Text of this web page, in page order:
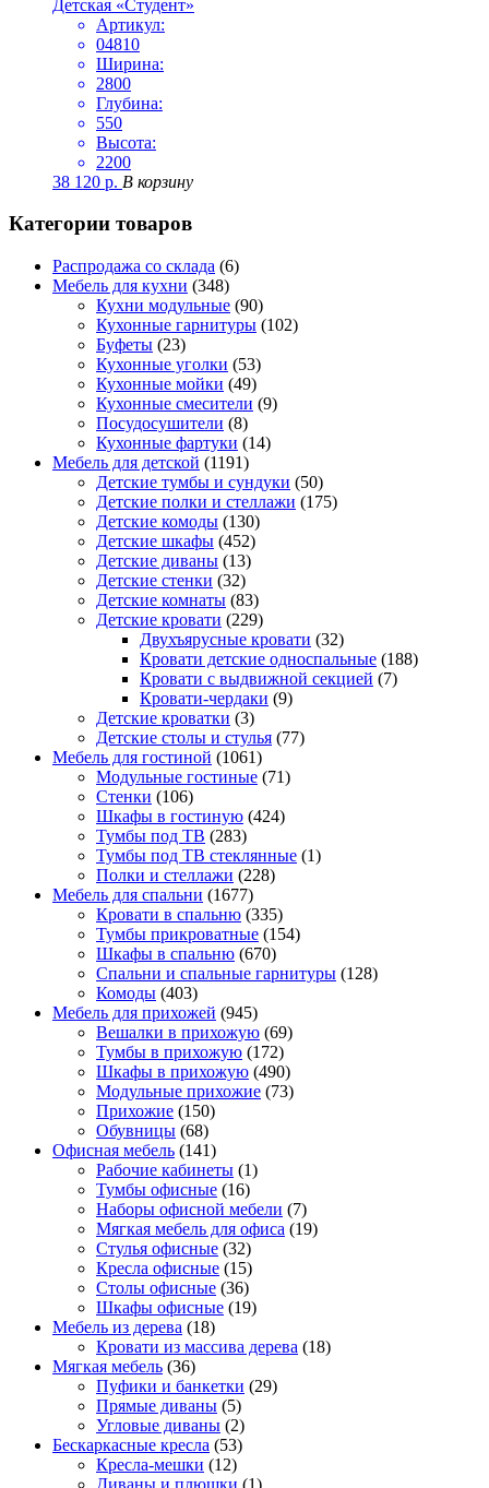
Детская «Студент»
Артикул:
04810
Ширина:
2800
Глубина:
550
Высота:
2200
38 120 р. В корзину
Категории товаров
Распродажа со склада (6)
Мебель для кухни (348)
Кухни модульные (90)
Кухонные гарнитуры (102)
Буфеты (23)
Кухонные уголки (53)
Кухонные мойки (49)
Кухонные смесители (9)
Посудосушители (8)
Кухонные фартуки (14)
Мебель для детской (1191)
Детские тумбы и сундуки (50)
Детские полки и стеллажи (175)
Детские комоды (130)
Детские шкафы (452)
Детские диваны (13)
Детские стенки (32)
Детские комнаты (83)
Детские кровати (229)
Двухъярусные кровати (32)
Кровати детские односпальные (188)
Кровати с выдвижной секцией (7)
Кровати-чердаки (9)
Детские кроватки (3)
Детские столы и стулья (77)
Мебель для гостиной (1061)
Модульные гостиные (71)
Стенки (106)
Шкафы в гостиную (424)
Тумбы под ТВ (283)
Тумбы под ТВ стеклянные (1)
Полки и стеллажи (228)
Мебель для спальни (1677)
Кровати в спальню (335)
Тумбы прикроватные (154)
Шкафы в спальню (670)
Спальни и спальные гарнитуры (128)
Комоды (403)
Мебель для прихожей (945)
Вешалки в прихожую (69)
Тумбы в прихожую (172)
Шкафы в прихожую (490)
Модульные прихожие (73)
Прихожие (150)
Обувницы (68)
Офисная мебель (141)
Рабочие кабинеты (1)
Тумбы офисные (16)
Наборы офисной мебели (7)
Мягкая мебель для офиса (19)
Стулья офисные (32)
Кресла офисные (15)
Столы офисные (36)
Шкафы офисные (19)
Мебель из дерева (18)
Кровати из массива дерева (18)
Мягкая мебель (36)
Пуфики и банкетки (29)
Прямые диваны (5)
Угловые диваны (2)
Бескаркасные кресла (53)
Кресла-мешки (12)